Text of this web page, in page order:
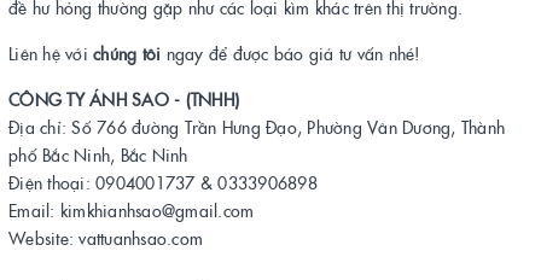
đề hư hỏng thường gặp như các loại kìm khác trên thị trường.
Liên hệ với chúng tôi ngay để được báo giá tư vấn nhé!
CÔNG TY ÁNH SAO - (TNHH)
Địa chỉ: Số 766 đường Trần Hưng Đạo, Phường Vân Dương, Thành
phố Bắc Ninh, Bắc Ninh
Điện thoại: 0904001737 & 0333906898
Email: kimkhianhsao@gmail.com
Website: vattuanhsao.com